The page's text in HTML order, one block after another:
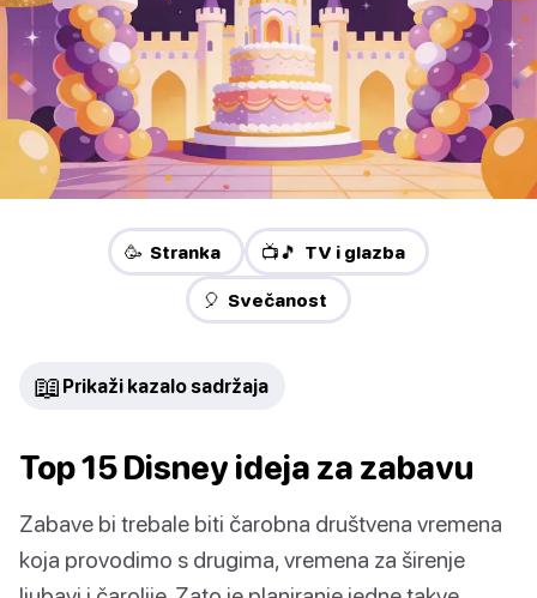
🥳 Stranka 📺🎵 TV i glazba
🎈 Svečanost
📖 Prikaži kazalo sadržaja
Top 15 Disney ideja za zabavu
Zabave bi trebale biti čarobna društvena vremena
koja provodimo s drugima, vremena za širenje